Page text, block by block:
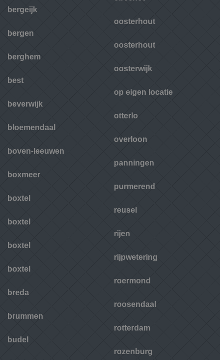
bergeijk
bergen
berghem
best
beverwijk
bloemendaal
boven-leeuwen
boxmeer
boxtel
boxtel
boxtel
boxtel
breda
brummen
budel
oosterhout
oosterhout
oosterwijk
op eigen locatie
otterlo
overloon
panningen
purmerend
reusel
rijen
rijpwetering
roermond
roosendaal
rotterdam
rozenburg